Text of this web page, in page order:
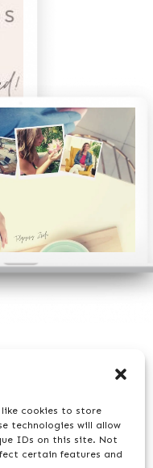
like cookies to store
technologies will allow
IDs on this site. Not
certain features and